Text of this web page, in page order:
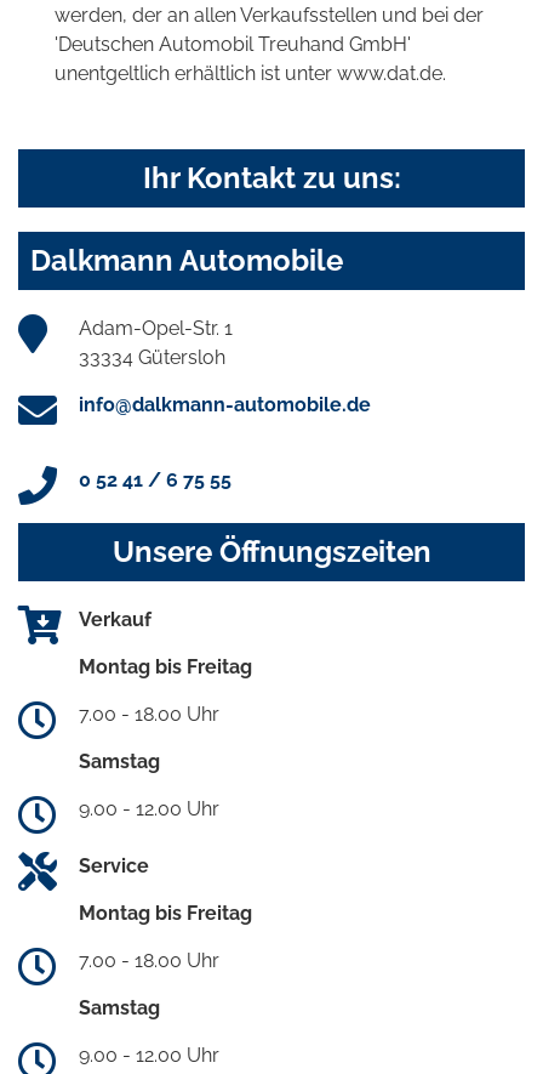
werden, der an allen Verkaufsstellen und bei der
'Deutschen Automobil Treuhand GmbH'
unentgeltlich erhältlich ist unter www.dat.de.
Ihr Kontakt zu uns:
Dalkmann Automobile
Adam-Opel-Str. 1
33334 Gütersloh
info@dalkmann-automobile.de
0 52 41 / 6 75 55
Unsere Öffnungszeiten
Verkauf
Montag bis Freitag
7.00 - 18.00 Uhr
Samstag
9.00 - 12.00 Uhr
Service
Montag bis Freitag
7.00 - 18.00 Uhr
Samstag
9.00 - 12.00 Uhr